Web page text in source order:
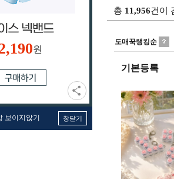
원
보이지않기 창닫기
총 11,956건이
도매꾹랭킹순
기본등록